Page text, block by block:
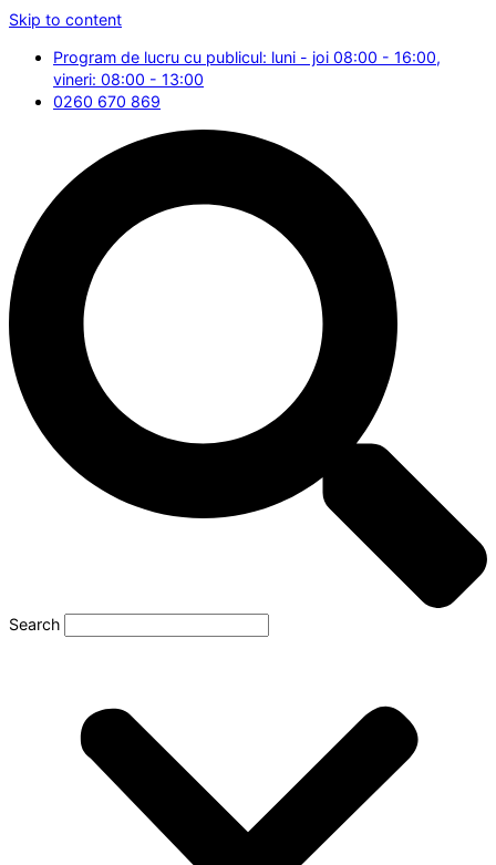
Skip to content
Program de lucru cu publicul: luni - joi 08:00 - 16:00,
vineri: 08:00 - 13:00
0260 670 869
Search